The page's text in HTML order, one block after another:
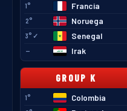
1° Francia
2° Noruega
3°✓ Senegal
— Irak
GROUP K
1° Colombia